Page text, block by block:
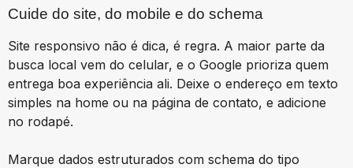
Cuide do site, do mobile e do schema
Site responsivo não é dica, é regra. A maior parte da
busca local vem do celular, e o Google prioriza quem
entrega boa experiência ali. Deixe o endereço em texto
simples na home ou na página de contato, e adicione
no rodapé.
Marque dados estruturados com schema do tipo